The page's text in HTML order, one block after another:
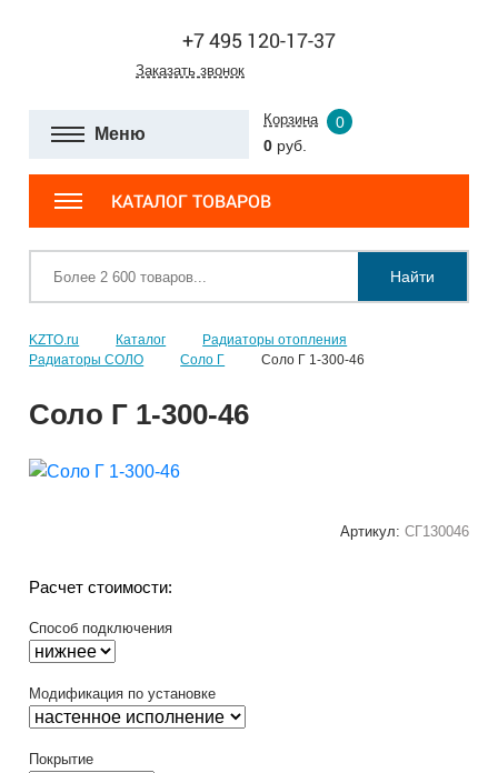
+7 495 120-17-37
Заказать звонок
Меню
Корзина
0
0 руб.
КАТАЛОГ ТОВАРОВ
Найти
KZTO.ru Каталог
Радиаторы отопления
Радиаторы СОЛО
Соло Г Соло Г 1-300-46
Соло Г 1-300-46
Артикул: СГ130046
Расчет стоимости:
Способ подключения
Модификация по установке
Покрытие